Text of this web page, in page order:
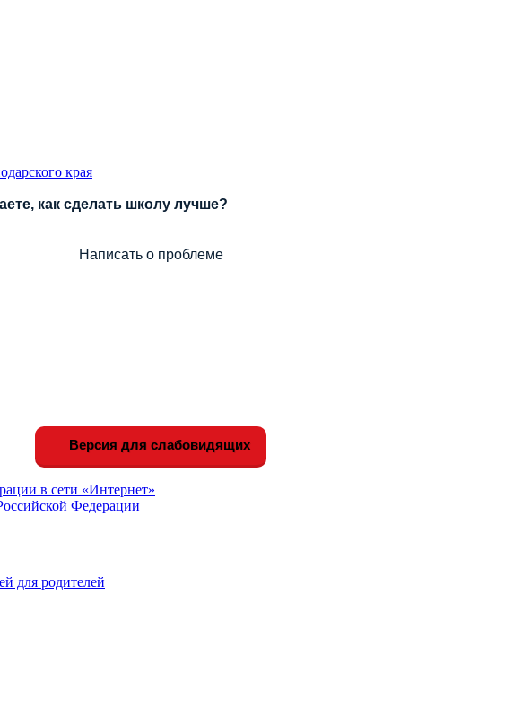
края
как сделать школу лучше?
Написать о проблеме
Версия для слабовидящих
в сети «Интернет»
Федерации
для родителей